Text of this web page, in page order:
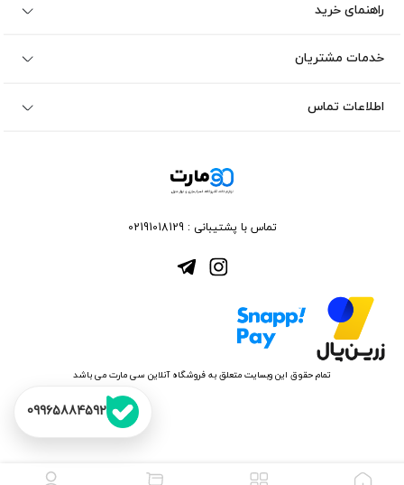
09965884592
راهنمای خرید
خدمات مشتریان
اطلاعات تماس
تماس با پشتیبانی :02191018129
تمام حقوق این وبسایت متعلق به فروشگاه آنلاین سی مارت می باشد